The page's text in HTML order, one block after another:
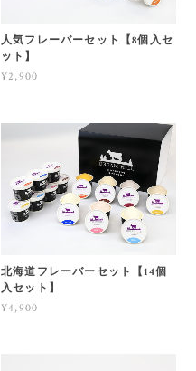
人気フレーバーセット【8個入セ
ット】
¥2,900
北海道フレーバーセット【14個
入セット】
¥4,900